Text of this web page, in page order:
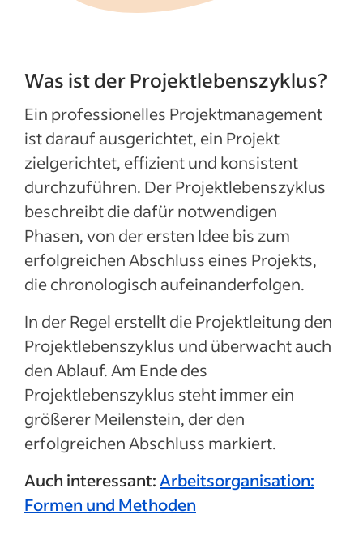
Was ist der Projektlebenszyklus?
Ein professionelles Projektmanagement
ist darauf ausgerichtet, ein Projekt
zielgerichtet, effizient und konsistent
durchzuführen. Der Projektlebenszyklus
beschreibt die dafür notwendigen
Phasen, von der ersten Idee bis zum
erfolgreichen Abschluss eines Projekts,
die chronologisch aufeinanderfolgen.
In der Regel erstellt die Projektleitung den
Projektlebenszyklus und überwacht auch
den Ablauf. Am Ende des
Projektlebenszyklus steht immer ein
größerer Meilenstein, der den
erfolgreichen Abschluss markiert.
Auch interessant:Arbeitsorganisation:
Formen und Methoden